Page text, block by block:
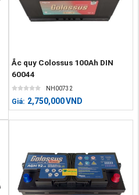
Ắc quy Colossus 100Ah DIN
60044
NH00732
Giá: 2,750,000VND